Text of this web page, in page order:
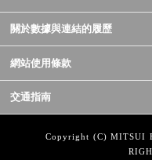
關於數據與連結的履歷
網站使用條款
交通指南
Copyright (C) MITSUI